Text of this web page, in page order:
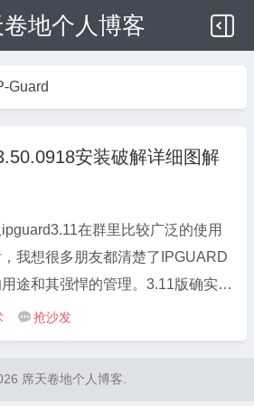
地个人博客
Guard
安装破解详细图解
ipguard3.11在群里比较广泛的使用
，我想很多朋友都清楚了IPGUARD
用途和其强悍的管理。3.11版确实是
定的版本，而且是完美破解，只可
能监控到QQ，在流量控制上也有
 抢沙发
席天卷地个人博客.